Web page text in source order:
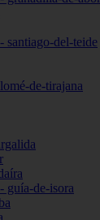
santiago-del-teide
de-tirajana
guía-de-isora